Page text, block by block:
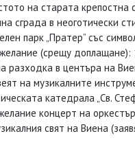
на старата крепостна
сграда в неоготически
парк „Пратер” със
(срещу
разходка в центъра на
на музикалните
катедрала „Св.
концерт на
свят на Виена